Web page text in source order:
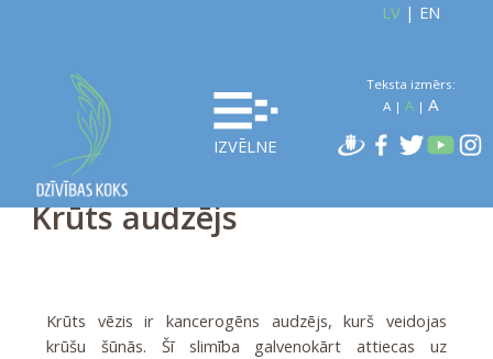
IZVĒLNE
LV| EN
Teksta izmērs:
A| A| A
Krūts audzējs
Krūts vēzis ir kancerogēns audzējs, kurš veidojas
krūšu šūnās. Šī slimība galvenokārt attiecas uz